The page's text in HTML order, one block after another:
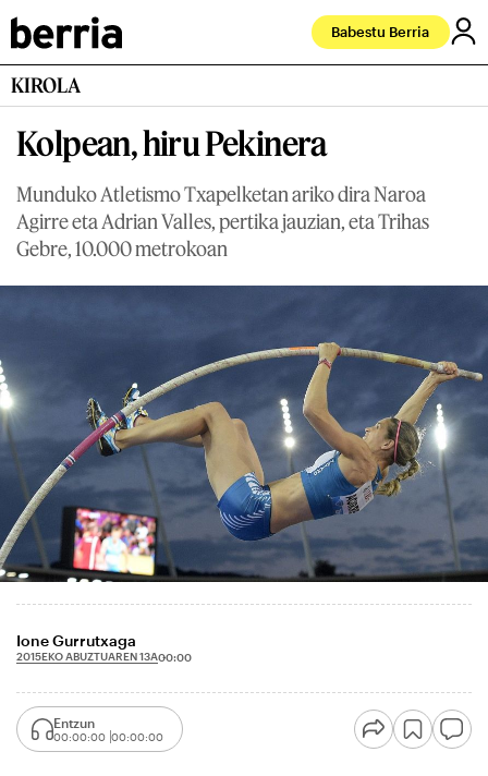
Babestu Berria
KIROLA
Kolpean, hiru Pekinera
Munduko Atletismo Txapelketan ariko dira Naroa
Agirre eta Adrian Valles, pertika jauzian, eta Trihas
Gebre, 10.000 metrokoan
Ione Gurrutxaga
2015EKO ABUZTUAREN 13A00:00
Entzun
00:00:00 00:00:00